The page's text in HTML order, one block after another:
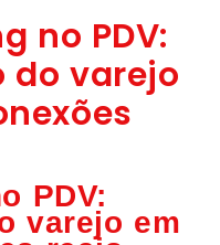
no PDV:
varejo
PDV:
varejo em